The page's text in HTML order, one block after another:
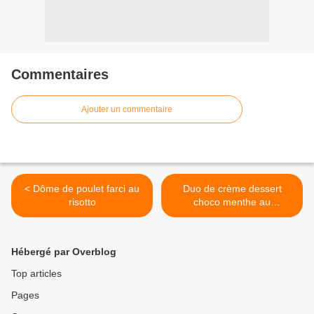
Commentaires
Ajouter un commentaire
< Dôme de poulet farci au
risotto
Duo de crème dessert
choco menthe au
thermomix >
Hébergé par Overblog
Top articles
Pages